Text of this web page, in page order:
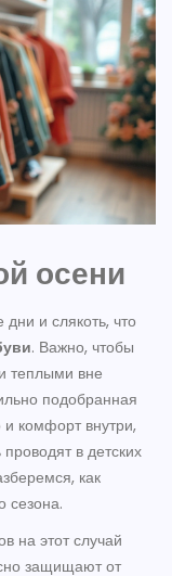
осени
и слякоть, что
. Важно, чтобы
теплыми вне
подобранная
и комфорт внутри,
в детских
как
сезона.
на этот случай
защищают от